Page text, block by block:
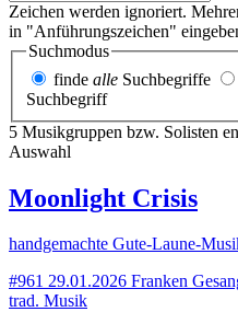
Zeichen werden ignoriert.
in "Anführungszeichen"
Suchmodus
finde alle Suchbegriffe
Suchbegriff
5 Musikgruppen bzw. Solisten
Auswahl
Moonlight Crisis
handgemachte Gute-Laune-
#961 29.01.2026 Franken
trad. Musik